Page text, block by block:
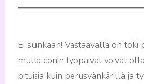
Ei suinkaan! Vastaavalla on toki
mutta conin työpäivät voivat
pituisia kuin perusvänkärillä ja